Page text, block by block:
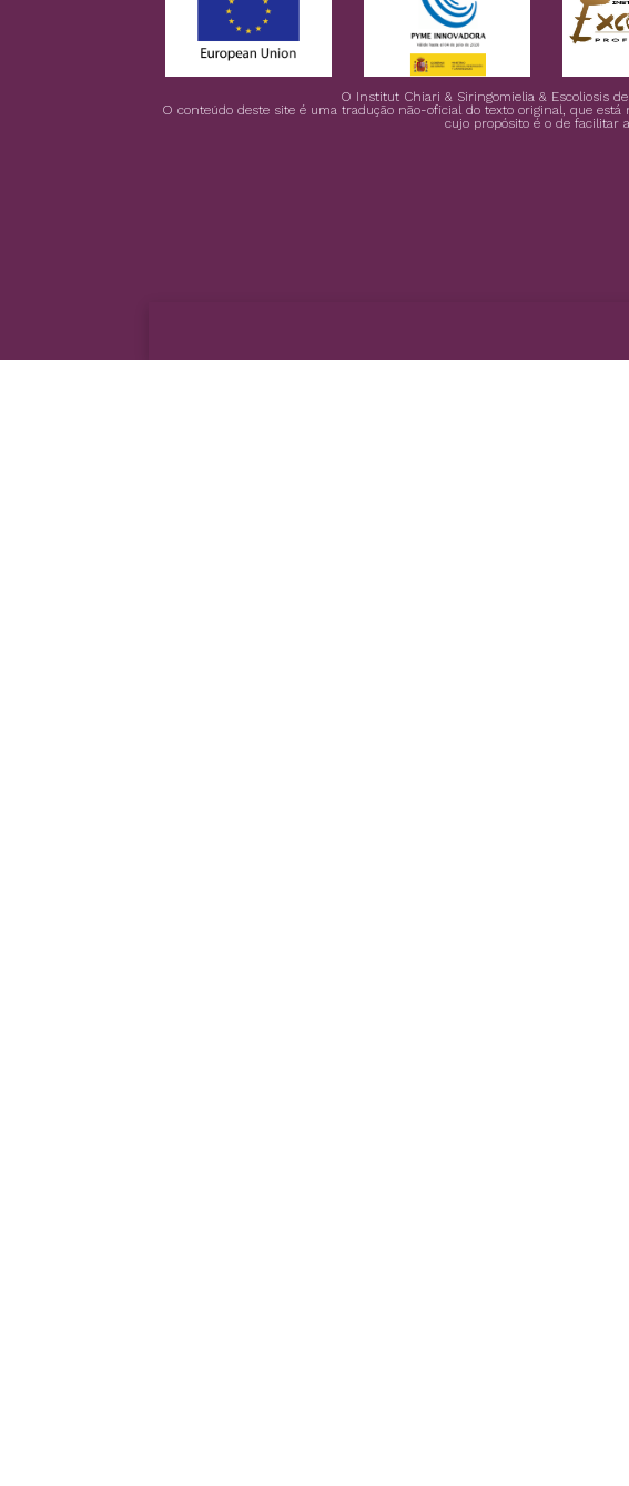
O Institut Chiari & Siringomielia & Escoliosis
O conteúdo deste site é uma tradução não-oficial do texto original, que
cujo propósito é o de facilitar